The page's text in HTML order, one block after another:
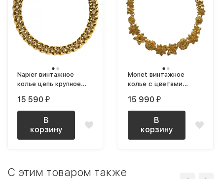
Napier винтажное
колье цепь крупное
15 590 ₽
В
корзину
Monet винтажное
колье с цветами
15 990 ₽
В
корзину
C этим товаром также